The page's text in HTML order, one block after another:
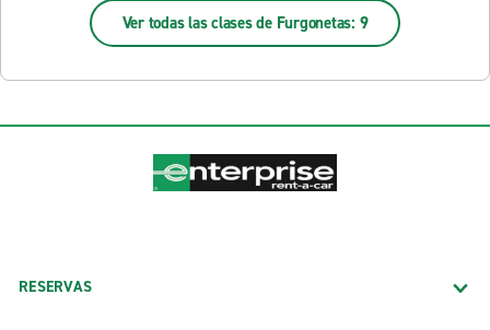
Ver todas las clases de Furgonetas: 9
RESERVAS